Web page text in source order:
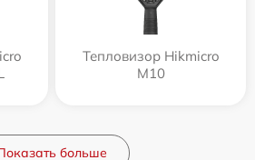
Тепловизор Hikmicro
M10
больше